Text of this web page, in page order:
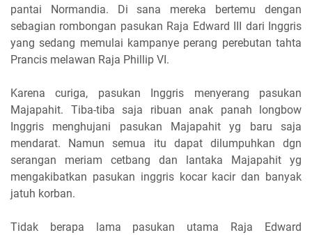
pantai Normandia. Di sana mereka bertemu dengan
sebagian rombongan pasukan Raja Edward III dari Inggris
yang sedang memulai kampanye perang perebutan tahta
Prancis melawan Raja Phillip VI.
Karena curiga, pasukan Inggris menyerang pasukan
Majapahit. Tiba-tiba saja ribuan anak panah longbow
Inggris menghujani pasukan Majapahit yg baru saja
mendarat. Namun semua itu dapat dilumpuhkan dgn
serangan meriam cetbang dan lantaka Majapahit yg
mengakibatkan pasukan inggris kocar kacir dan banyak
jatuh korban.
Tidak berapa lama pasukan utama Raja Edward